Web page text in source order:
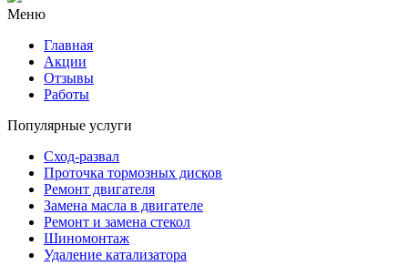
Меню
Главная
Акции
Отзывы
Работы
Популярные услуги
Сход-развал
Проточка тормозных дисков
Ремонт двигателя
Замена масла в двигателе
Ремонт и замена стекол
Шиномонтаж
Удаление катализатора